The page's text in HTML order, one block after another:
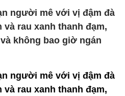
người mê với vị đậm đà
rau xanh thanh đạm,
không bao giờ ngán
người mê với vị đậm đà
rau xanh thanh đạm,